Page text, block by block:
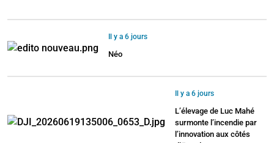
Il y a 6 jours
Néo
Il y a 6 jours
L’élevage de Luc Mahé
surmonte l’incendie par
l’innovation aux côtés